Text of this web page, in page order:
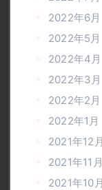
2022年6月
2022年5月
2022年4月
2022年3月
2022年2月
2022年1月
2021年12月
2021年11月
2021年10月